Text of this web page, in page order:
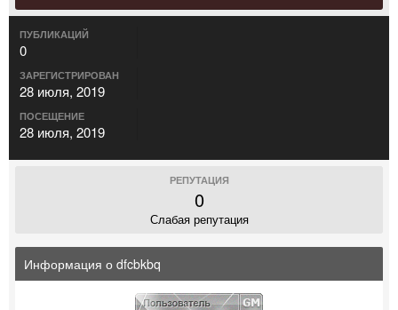
ПУБЛИКАЦИЙ
0
ЗАРЕГИСТРИРОВАН
28 июля, 2019
ПОСЕЩЕНИЕ
28 июля, 2019
РЕПУТАЦИЯ
0
Слабая репутация
Информация о dfcbkbq